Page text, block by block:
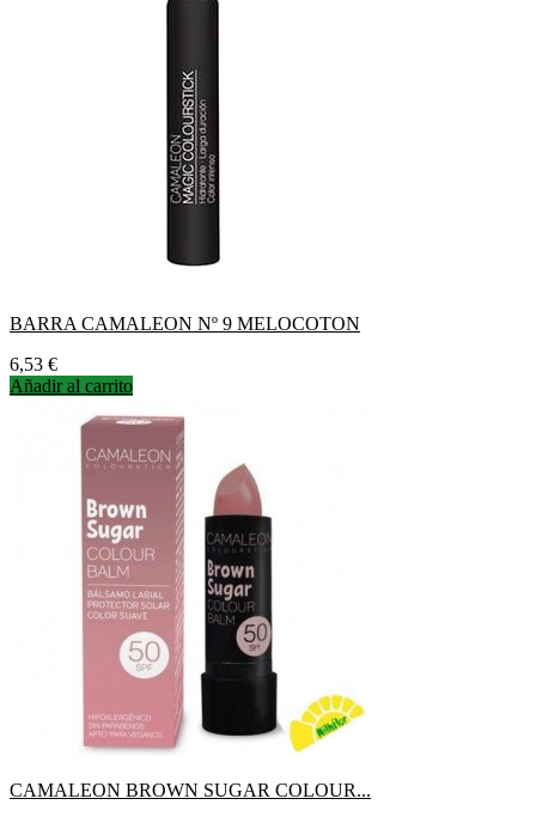
BARRA CAMALEON Nº 9 MELOCOTON
Precio
6,53 €
Añadir al carrito
CAMALEON BROWN SUGAR COLOUR...